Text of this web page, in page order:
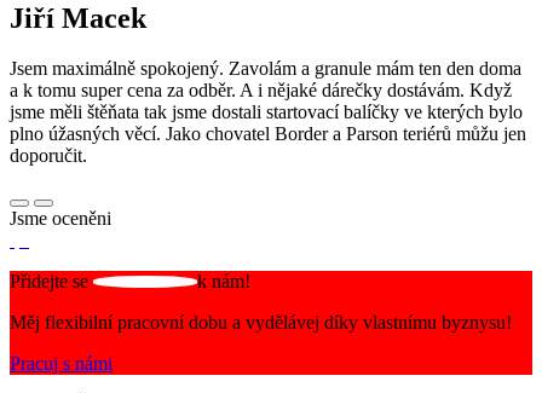
Jiří Macek
Jsem maximálně spokojený. Zavolám a granule mám ten den doma
a k tomu super cena za odběr. A i nějaké dárečky dostávám. Když
jsme měli štěňata tak jsme dostali startovací balíčky ve kterých bylo
plno úžasných věcí. Jako chovatel Border a Parson teriérů můžu jen
doporučit.
Jsme oceněni
Přidejte se
k nám!
Měj flexibilní pracovní dobu a vydělávej díky vlastnímu byznysu!
Pracuj s námi